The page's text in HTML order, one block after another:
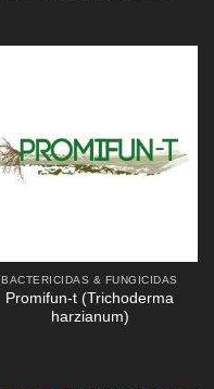
BACTERICIDAS & FUNGICIDAS
Promifun-t (Trichoderma
harzianum)